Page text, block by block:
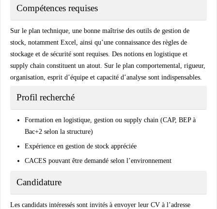
Compétences requises
Sur le plan technique, une bonne maîtrise des outils de gestion de
stock, notamment Excel, ainsi qu’une connaissance des règles de
stockage et de sécurité sont requises. Des notions en logistique et
supply chain constituent un atout. Sur le plan comportemental, rigueur,
organisation, esprit d’équipe et capacité d’analyse sont indispensables.
Profil recherché
Formation en logistique, gestion ou supply chain (CAP, BEP à
Bac+2 selon la structure)
Expérience en gestion de stock appréciée
CACES pouvant être demandé selon l’environnement
Candidature
Les candidats intéressés sont invités à envoyer leur CV à l’adresse